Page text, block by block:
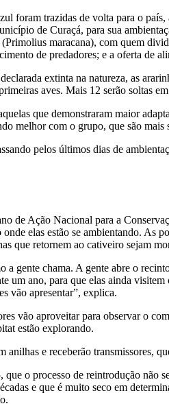
foram trazidas de volta para o
de Curaçá, para sua
maracana), com quem
de predadores; e a oferta de
extinta na natureza, as
aves. Mais 12 serão soltas
que demonstraram maior
melhor com o grupo, que são
pelos últimos dias de
de Ação Nacional para a
elas estão se ambientando. As
que retornem ao cativeiro sejam
a gente chama. A gente abre o
um ano, para que elas ainda
vão apresentar”, explica.
vão aproveitar para observar o
estão explorando.
anilhas e receberão transmissores,
que o processo de reintrodução não
e que é muito seco em